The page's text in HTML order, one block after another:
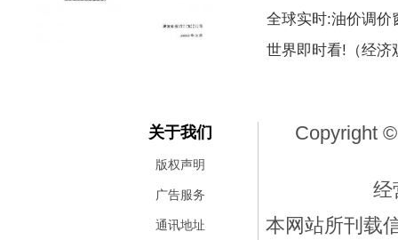
硅谷银行因资不抵债已被加利
全球实时:油价调价
世界即时看!（经济
关于我们
版权声明
广告服务
通讯地址
Copyright
经
本网站所刊载